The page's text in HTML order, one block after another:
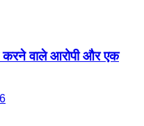
करने वाले आरोपी और एक